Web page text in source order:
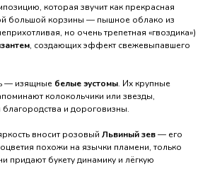
которая звучит как прекрасная
большой корзины — пышное облако из
но очень трепетная «гвоздика»)
, создающих эффект свежевыпавшего
— изящные белые эустомы. Их крупные
колокольчики или звезды,
и дороговизны.
вносит розовый Львиный зев— его
похожи на язычки пламени, только
придают букету динамику и лёгкую